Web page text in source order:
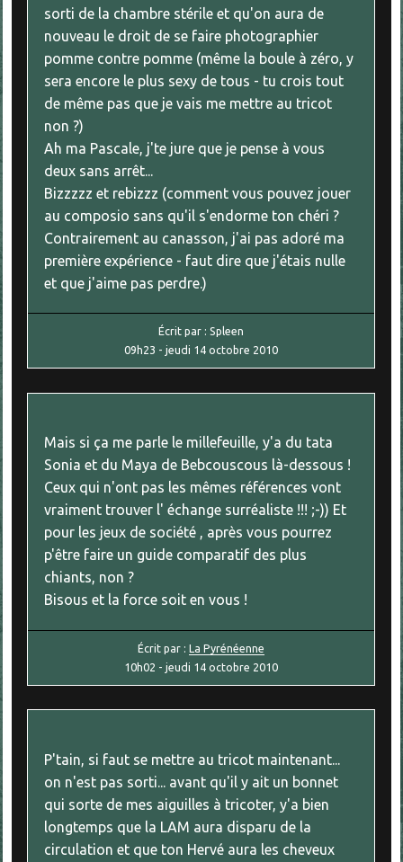
sorti de la chambre stérile et qu'on aura de
nouveau le droit de se faire photographier
pomme contre pomme (même la boule à zéro, y
sera encore le plus sexy de tous - tu crois tout
de même pas que je vais me mettre au tricot
non ?)
Ah ma Pascale, j'te jure que je pense à vous
deux sans arrêt...
Bizzzzz et rebizzz (comment vous pouvez jouer
au composio sans qu'il s'endorme ton chéri ?
Contrairement au canasson, j'ai pas adoré ma
première expérience - faut dire que j'étais nulle
et que j'aime pas perdre.)
Écrit par :Spleen
09h23 -jeudi 14 octobre 2010
Mais si ça me parle le millefeuille, y'a du tata
Sonia et du Maya de Bebcouscous là-dessous !
Ceux qui n'ont pas les mêmes références vont
vraiment trouver l' échange surréaliste !!! ;-)) Et
pour les jeux de société , après vous pourrez
p'être faire un guide comparatif des plus
chiants, non ?
Bisous et la force soit en vous !
Écrit par :La Pyrénéenne
10h02 -jeudi 14 octobre 2010
P'tain, si faut se mettre au tricot maintenant...
on n'est pas sorti... avant qu'il y ait un bonnet
qui sorte de mes aiguilles à tricoter, y'a bien
longtemps que la LAM aura disparu de la
circulation et que ton Hervé aura les cheveux